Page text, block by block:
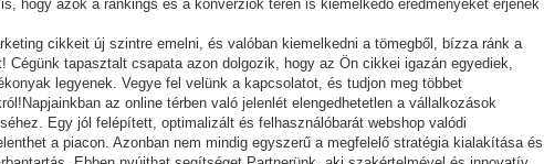
hogy azok a rankings és a konverziók terén is kiemelkedő eredményeket érjenek
cikkeit új szintre emelni, és valóban kiemelkedni a tömegből, bízza ránk a
Cégünk tapasztalt csapata azon dolgozik, hogy az Ön cikkei igazán egyediek,
legyenek. Vegye fel velünk a kapcsolatot, és tudjon meg többet
az online térben való jelenlét elengedhetetlen a vállalkozások
Egy jól felépített, optimalizált és felhasználóbarát webshop valódi
a piacon. Azonban nem mindig egyszerű a megfelelő stratégia kialakítása és